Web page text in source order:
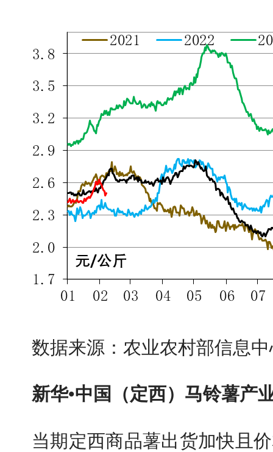
数据来源：农业农村部信息
新华•中国（定西）马铃薯产
当期定西商品薯出货加快且